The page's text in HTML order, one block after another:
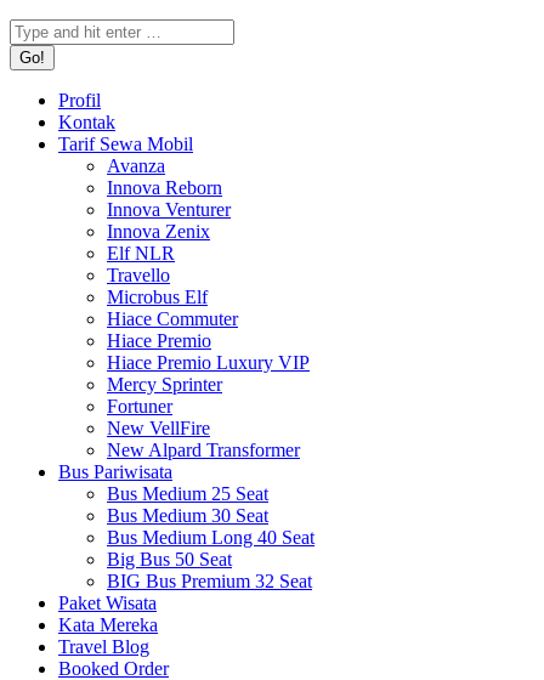
Search:
Profil
Kontak
Tarif Sewa Mobil
Avanza
Innova Reborn
Innova Venturer
Innova Zenix
Elf NLR
Travello
Microbus Elf
Hiace Commuter
Hiace Premio
Hiace Premio Luxury VIP
Mercy Sprinter
Fortuner
New VellFire
New Alpard Transformer
Bus Pariwisata
Bus Medium 25 Seat
Bus Medium 30 Seat
Bus Medium Long 40 Seat
Big Bus 50 Seat
BIG Bus Premium 32 Seat
Paket Wisata
Kata Mereka
Travel Blog
Booked Order